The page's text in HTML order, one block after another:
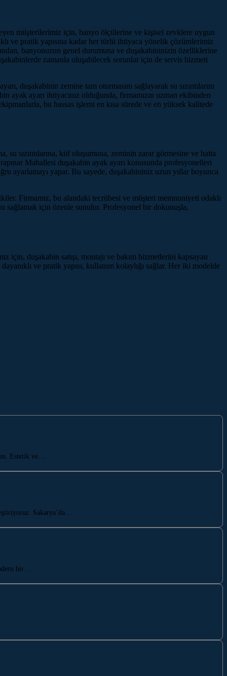
müşterilerimiz için, banyo ölçülerine ve kişisel zevklere uygun
ve pratik yapısına kadar her türlü ihtiyaca yönelik çözümlerimiz
banyonuzun genel durumuna ve duşakabininizin özelliklerine
zamanla oluşabilecek sorunlar için de servis hizmeti
duşakabinin zemine tam oturmasını sağlayarak su sızıntılarını
ayak ayarı ihtiyacınız olduğunda, firmamızın uzman ekibinden
bu hassas işlemi en kısa sürede ve en yüksek kalitede
su sızıntılarına, küf oluşumuna, zeminin zarar görmesine ve hatta
Mahallesi duşakabin ayak ayarı konusunda profesyonelleri
ayarlamayı yapar. Bu sayede, duşakabininiz uzun yıllar boyunca
Firmamız, bu alandaki tecrübesi ve müşteri memnuniyeti odaklı
sağlamak için özenle sunulur. Profesyonel bir dokunuşla,
için, duşakabin satışı, montajı ve bakım hizmetlerini kapsayan
ve pratik yapısı, kullanım kolaylığı sağlar. Her iki modelde
Estetik ve…
Sakarya’da…
bir…